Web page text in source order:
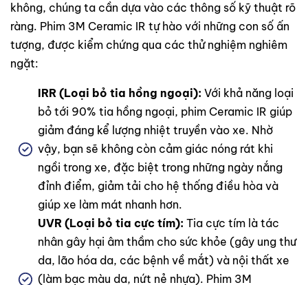
không, chúng ta cần dựa vào các thông số kỹ thuật rõ
ràng. Phim 3M Ceramic IR tự hào với những con số ấn
tượng, được kiểm chứng qua các thử nghiệm nghiêm
ngặt:
IRR (Loại bỏ tia hồng ngoại): Với khả năng loại
bỏ tới 90% tia hồng ngoại, phim Ceramic IR giúp
giảm đáng kể lượng nhiệt truyền vào xe. Nhờ
vậy, bạn sẽ không còn cảm giác nóng rát khi
ngồi trong xe, đặc biệt trong những ngày nắng
đỉnh điểm, giảm tải cho hệ thống điều hòa và
giúp xe làm mát nhanh hơn.
UVR (Loại bỏ tia cực tím): Tia cực tím là tác
nhân gây hại âm thầm cho sức khỏe (gây ung thư
da, lão hóa da, các bệnh về mắt) và nội thất xe
(làm bạc màu da, nứt nẻ nhựa). Phim 3M